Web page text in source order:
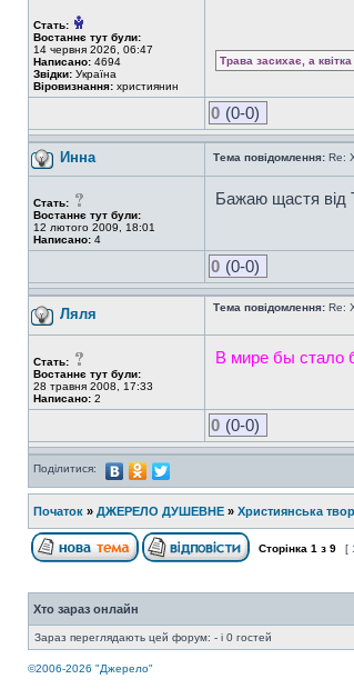
Стать:
Востаннє тут були:
14 червня 2026, 06:47
Написано: 4694
Звідки: Україна
Віровизнання: християнин
Трава засихає, а
0 (0-0)
Инна Тема повідомлення: Re:
Стать:
Востаннє тут були:
12 лютого 2009, 18:01
Написано: 4
Бажаю щастя від
0 (0-0)
Ляля Тема повідомлення: Re:
Стать:
Востаннє тут були:
28 травня 2008, 17:33
Написано: 2
В мире бы стало
0 (0-0)
Поділитися:
Початок » ДЖЕРЕЛО ДУШЕВНЕ » Християнська
Сторінка 1 з 9 [
Хто зараз онлайн
Зараз переглядають цей форум: - і 0 гостей
©2006-2026 "Джерело"